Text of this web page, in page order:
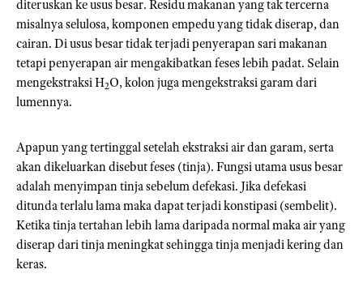
diteruskan ke usus besar. Residu makanan yang tak tercerna
misalnya selulosa, komponen empedu yang tidak diserap, dan
cairan. Di usus besar tidak terjadi penyerapan sari makanan
tetapi penyerapan air mengakibatkan feses lebih padat. Selain
mengekstraksi H2O, kolon juga mengekstraksi garam dari
lumennya.
Apapun yang tertinggal setelah ekstraksi air dan garam, serta
akan dikeluarkan disebut feses (tinja). Fungsi utama usus besar
adalah menyimpan tinja sebelum defekasi. Jika defekasi
ditunda terlalu lama maka dapat terjadi konstipasi (sembelit).
Ketika tinja tertahan lebih lama daripada normal maka air yang
diserap dari tinja meningkat sehingga tinja menjadi kering dan
keras.